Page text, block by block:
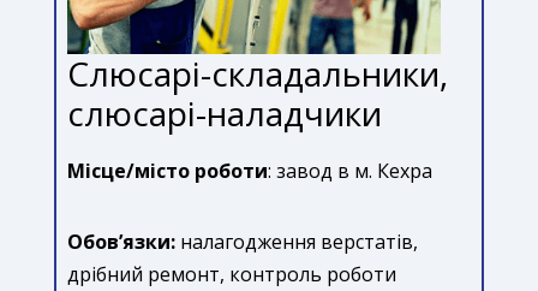
Слюсарі-складальники,
слюсарі-наладчики
Місце/місто роботи: завод в м. Кехра
Обов’язки: налагодження верстатів,
дрібний ремонт, контроль роботи